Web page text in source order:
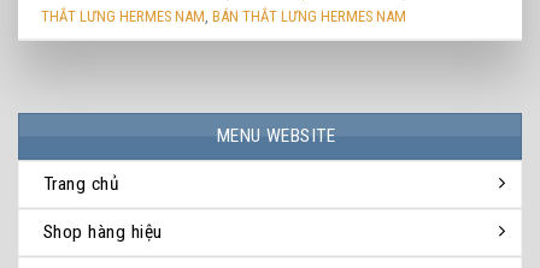
THẮT LƯNG HERMES NAM ,BÁN THẮT LƯNG HERMES NAM
MENU WEBSITE
Trang chủ
Shop hàng hiệu